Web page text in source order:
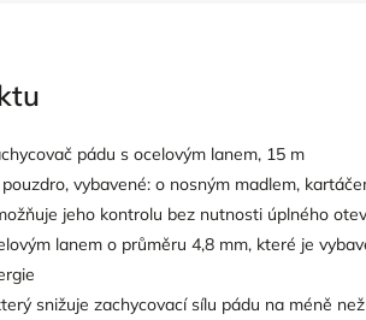
pádu s ocelovým lanem, 15 m
vybavené: o nosným madlem,
jeho kontrolu bez nutnosti úplného
lanem o průměru 4,8 mm, které je
snižuje zachycovací sílu pádu na méně